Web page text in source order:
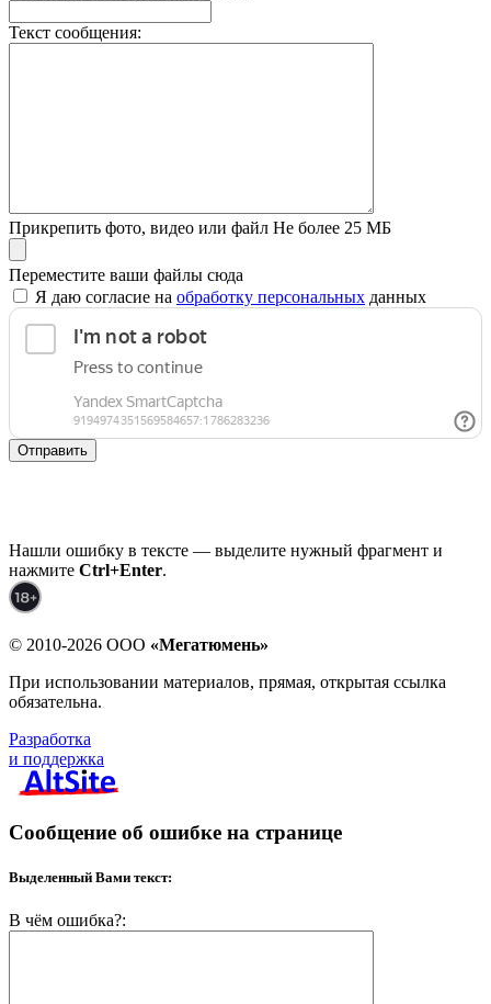
Текст сообщения:
Прикрепить фото, видео или файл Не более 25 МБ
Переместите ваши файлы сюда
Я даю согласие на обработку персональных данных
Отправить
Нашли ошибку в тексте — выделите нужный фрагмент и
нажмите Ctrl+Enter.
© 2010-2026 ООО «Мегатюмень»
При использовании материалов, прямая, открытая ссылка
обязательна.
Разработка
и поддержка
Сообщение об ошибке на странице
Выделенный Вами текст:
В чём ошибка?: